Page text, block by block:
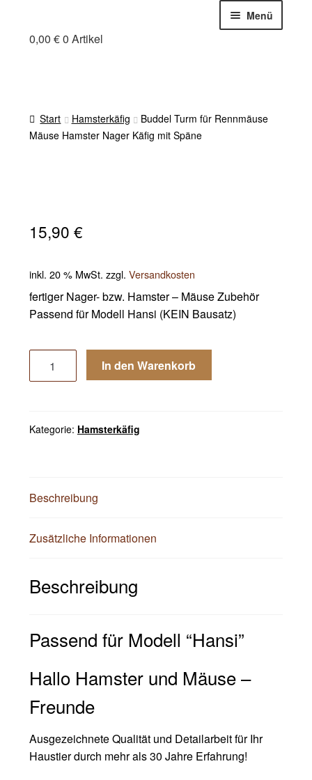
springen
springen
Menü
Holzfuchs Chris
Zahlung und Versand
0,00 €0 Artikel
Start Hamsterkäfig
Buddel Turm für Rennmäuse
Mäuse Hamster Nager Käfig mit Späne
15,90 €
inkl. 20 % MwSt. zzgl. Versandkosten
fertiger Nager- bzw. Hamster – Mäuse Zubehör
Passend für Modell Hansi (KEIN Bausatz)
Turm
Mäuse
mit
Menge
In den Warenkorb
Kategorie: Hamsterkäfig
Beschreibung
Zusätzliche Informationen
Beschreibung
Passend für Modell “Hansi”
Hallo Hamster und Mäuse –
Freunde
Ausgezeichnete Qualität und Detailarbeit für Ihr
Haustier durch mehr als 30 Jahre Erfahrung!